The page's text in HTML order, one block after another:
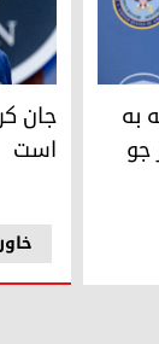
آسوشیتدپرسبه
جو
جان
جان
است